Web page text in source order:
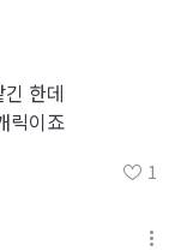
한데
릭이죠
1